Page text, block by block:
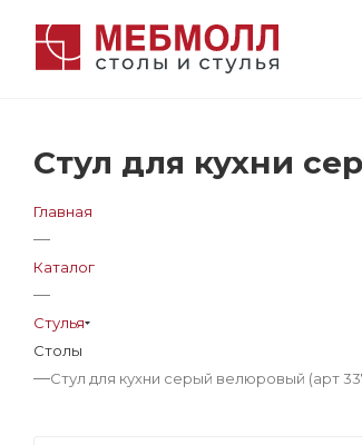
Стул для кухни
Главная
—
Каталог
—
Стулья
Столы
—Стул для кухни серый велюровый (арт